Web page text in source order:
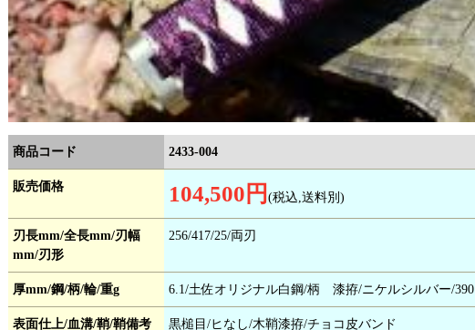
商品コード 2433-004
販売価格 104,500円 (税込,送料別)
刃長mm/全長mm/刃幅
mm/刃形
256/417/25/両刃
厚mm/鋼/柄/輪/重g 6.1/土佐オリジナル白鋼/柄 漆拵/ニケルシルバー/390
表面仕上/血溝/鞘/鞘備考 黒槌目/ヒなし/木鞘漆拵/チョコ皮バンド